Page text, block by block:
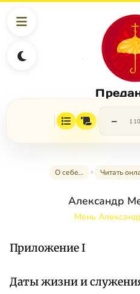
−
О себе… Читать
Александр
Мень
Приложение I
Даты жизни и